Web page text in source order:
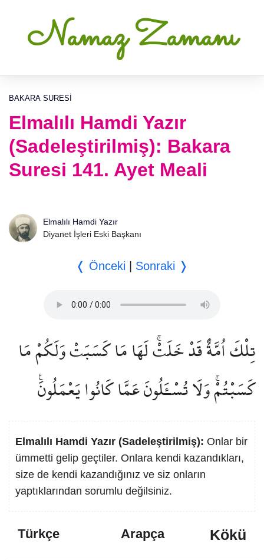
Namaz Zamanı
BAKARA SURESI
Elmalılı Hamdi Yazır
(Sadeleştirilmiş): Bakara
Suresi 141. Ayet Meali
Elmalılı Hamdi Yazır
Diyanet İşleri Eski Başkanı
❬ Önceki Sonraki ❭
تِلْكَ اُمَّةٌ قَدْ خَلَتْۚ لَهَا مَا كَسَبَتْ وَلَكُمْ مَا
كَسَبْتُمْۚ وَلَا تُسْـَٔلُونَ عَمَّا كَانُوا يَعْمَلُونَ۟
Elmalılı Hamdi Yazır (Sadeleştirilmiş): Onlar bir
ümmetti gelip geçtiler. Onlara kendi kazandıkları,
size de kendi kazandığınız ve siz onların
yaptıklarından sorumlu değilsiniz.
Türkçe Arapça Kökü